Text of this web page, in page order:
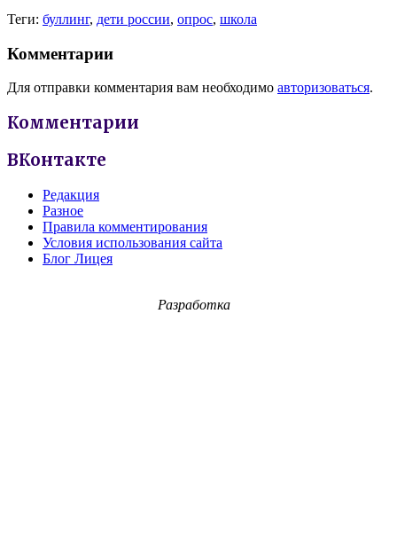
Теги: буллинг, дети россии, опрос, школа
Комментарии
Для отправки комментария вам необходимо авторизоваться.
Комментарии
ВКонтакте
Редакция
Разное
Правила комментирования
Условия использования сайта
Блог Лицея
Разработка